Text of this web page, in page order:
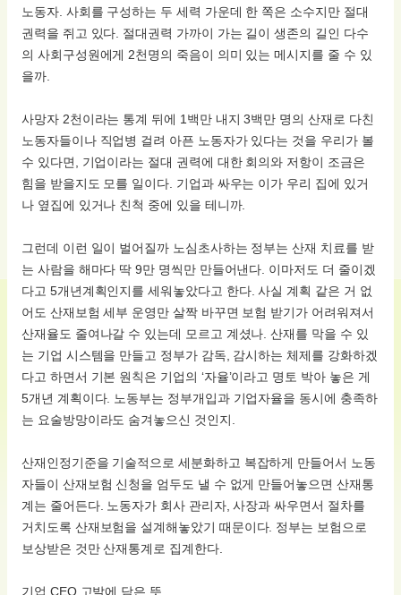
노동자. 사회를 구성하는 두 세력 가운데 한 쪽은 소수지만 절대
권력을 쥐고 있다. 절대권력 가까이 가는 길이 생존의 길인 다수
의 사회구성원에게 2천명의 죽음이 의미 있는 메시지를 줄 수 있
을까.
사망자 2천이라는 통계 뒤에 1백만 내지 3백만 명의 산재로 다친
노동자들이나 직업병 걸려 아픈 노동자가 있다는 것을 우리가 볼
수 있다면, 기업이라는 절대 권력에 대한 회의와 저항이 조금은
힘을 받을지도 모를 일이다. 기업과 싸우는 이가 우리 집에 있거
나 옆집에 있거나 친척 중에 있을 테니까.
그런데 이런 일이 벌어질까 노심초사하는 정부는 산재 치료를 받
는 사람을 해마다 딱 9만 명씩만 만들어낸다. 이마저도 더 줄이겠
다고 5개년계획인지를 세워놓았다고 한다. 사실 계획 같은 거 없
어도 산재보험 세부 운영만 살짝 바꾸면 보험 받기가 어려워져서
산재율도 줄여나갈 수 있는데 모르고 계셨나. 산재를 막을 수 있
는 기업 시스템을 만들고 정부가 감독, 감시하는 체제를 강화하겠
다고 하면서 기본 원칙은 기업의 ‘자율’이라고 명토 박아 놓은 게
5개년 계획이다. 노동부는 정부개입과 기업자율을 동시에 충족하
는 요술방망이라도 숨겨놓으신 것인지.
산재인정기준을 기술적으로 세분화하고 복잡하게 만들어서 노동
자들이 산재보험 신청을 엄두도 낼 수 없게 만들어놓으면 산재통
계는 줄어든다. 노동자가 회사 관리자, 사장과 싸우면서 절차를
거치도록 산재보험을 설계해놓았기 때문이다. 정부는 보험으로
보상받은 것만 산재통계로 집계한다.
기업 CEO 고발에 담은 뜻